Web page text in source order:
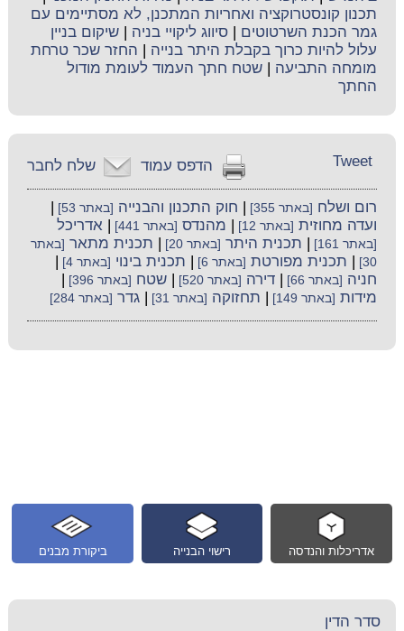
תכנון קונסטרוקציה ואחריות המתכנן, לא מסתיימים עם
גמר הכנת השרטוטים |סיווג ליקויי בניה |שיקום בניין
עלול להיות כרוך בקבלת היתר בנייה
החזר שכר טרחת
מומחה התביעה |שטח חתך העמוד לעומת מודול
החתך
שלח לחבר הדפס עמוד Tweet
רום ושלח [באתר 355] חוק התכנון והבנייה [באתר 53]
ועדה מחוזית [באתר 12] מהנדס [באתר 441] |אדריכל
[באתר 161] תכנית היתר [באתר 20] תכנית מתאר [באתר
30]
תכנית מפורטת [באתר 6] תכנית בינוי [באתר 4]
חניה [באתר 66] |דירה [באתר 520] |שטח [באתר 396]
מידות [באתר 149] תחזוקה [באתר 31] |גדר [באתר 284]
ביקורת מבנים רישוי הבנייה אדריכלות והנדסה
סדר הדין